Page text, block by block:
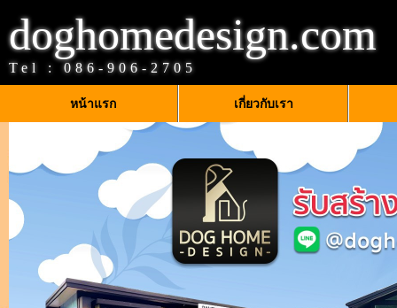
doghomedesign.com
Tel : 086-906-2705
หน้าแรก เกี่ยวกับเรา